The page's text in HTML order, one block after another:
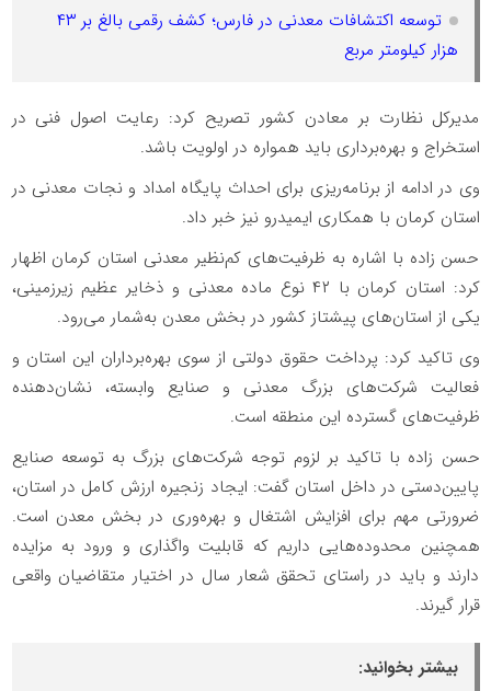
توسعه اکتشافات معدنی در فارس؛ کشف رقمی بالغ بر ۴۳
هزار کیلومتر مربع
مدیرکل نظارت بر معادن کشور تصریح کرد: رعایت اصول فنی در
استخراج و بهره‌برداری باید همواره در اولویت باشد.
وی در ادامه از برنامه‌ریزی برای احداث پایگاه امداد و نجات معدنی در
استان کرمان با همکاری ایمیدرو نیز خبر داد.
حسن زاده با اشاره به ظرفیت‌های کم‌نظیر معدنی استان کرمان اظهار
کرد: استان کرمان با ۴۲ نوع ماده معدنی و ذخایر عظیم زیرزمینی،
یکی از استان‌های پیشتاز کشور در بخش معدن به‌شمار می‌رود.
وی تاکید کرد: پرداخت حقوق دولتی از سوی بهره‌برداران این استان و
فعالیت شرکت‌های بزرگ معدنی و صنایع وابسته، نشان‌دهنده
ظرفیت‌های گسترده این منطقه است.
حسن زاده با تاکید بر لزوم توجه شرکت‌های بزرگ به توسعه صنایع
پایین‌دستی در داخل استان گفت: ایجاد زنجیره ارزش کامل در استان،
ضرورتی مهم برای افزایش اشتغال و بهره‌وری در بخش معدن است.
همچنین محدوده‌هایی داریم که قابلیت واگذاری و ورود به مزایده
دارند و باید در راستای تحقق شعار سال در اختیار متقاضیان واقعی
قرار گیرند.
بیشتر بخوانید: